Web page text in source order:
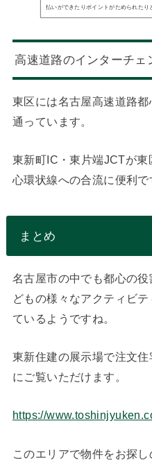
払いができたりポイントがためられた
高速道路のインターチェ
東区には名古屋高速道路
通っています。
東新町IC・東片端JCTが
心環状線への合流に便利で
まとめ
名古屋市の中でも都心の
どもの様々なアクティビ
ているようですね。
東新住建の展示場で注文
にご覧いただけます。
https://
このエリアで物件をお探し